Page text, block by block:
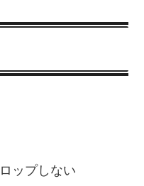
ップしない